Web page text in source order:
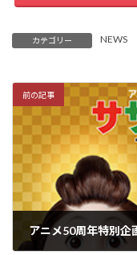
カテゴリー NEWS
前の記事